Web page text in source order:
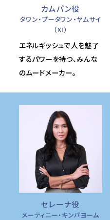
カムパン役
タワン・プータワン・ヤムサイ
（XI）
エネルギッシュで人を魅了
するパワーを持つ、みんな
のムードメーカー。
セレーナ役
メーティニー・キンパヨーム